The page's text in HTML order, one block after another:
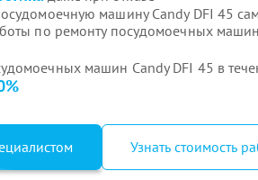
машину Candy DFI 45
по ремонту посудомоечных
машин Candy DFI 45 в
Узнать стоимость